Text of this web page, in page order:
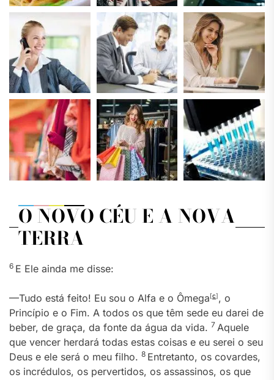
O NOVO CÉU E A NOVA
TERRA
6 E Ele ainda me disse:
—Tudo está feito! Eu sou o Alfa e o Ômega[c], o
Princípio e o Fim. A todos os que têm sede eu darei de
beber, de graça, da fonte da água da vida. 7 Aquele
que vencer herdará todas estas coisas e eu serei o seu
Deus e ele será o meu filho. 8 Entretanto, os covardes,
os incrédulos, os pervertidos, os assassinos, os que